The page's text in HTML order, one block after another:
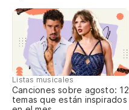
Listas musicales
Canciones sobre agosto: 12
temas que están inspirados